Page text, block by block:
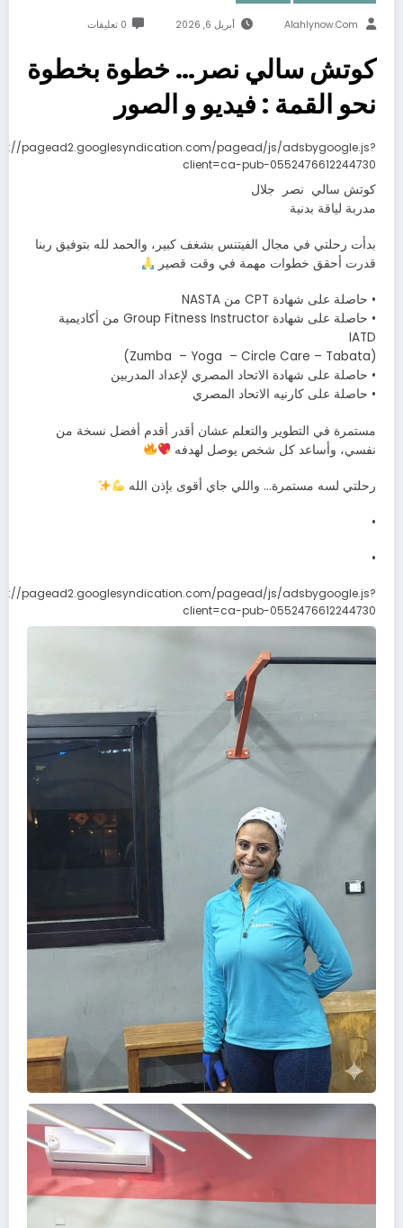
Alahlynow.com أبريل 6, 2026 0 تعليقات
كوتش سالي نصر… خطوة بخطوة
نحو القمة : فيديو و الصور
pagead2.googlesyndication.com/pagead/js/adsbygoogle.js?
client=ca-pub-0552476612244730
كوتش سالي نصر جلال
مدربة لياقة بدنية
بدأت رحلتي في مجال الفيتنس بشغف كبير، والحمد لله بتوفيق ربنا
قدرت أحقق خطوات مهمة في وقت قصير
• حاصلة على شهادة CPT من NASTA
• حاصلة على شهادة Group Fitness Instructor من أكاديمية
IATD
(Zumba – Yoga – Circle Care – Tabata)
• حاصلة على شهادة الاتحاد المصري لإعداد المدربين
• حاصلة على كارنيه الاتحاد المصري
مستمرة في التطوير والتعلم عشان أقدر أقدم أفضل نسخة من
نفسي، وأساعد كل شخص يوصل لهدفه
رحلتي لسه مستمرة… واللي جاي أقوى بإذن الله
•
•
pagead2.googlesyndication.com/pagead/js/adsbygoogle.js?
client=ca-pub-0552476612244730